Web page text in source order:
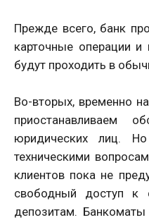
Прежде всего, банк
карточные операции
будут проходить в
Во-вторых, временно
приостанавливаем
юридических лиц.
техническими
клиентов пока не
свободный доступ к
депозитам.